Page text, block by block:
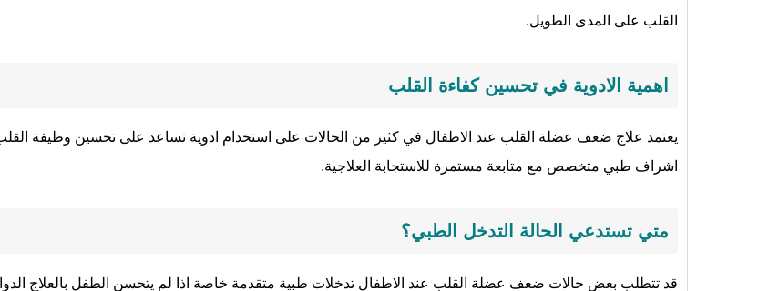
القلب على المدى الطويل.
اهمية الادوية في تحسين كفاءة القلب
يعتمد علاج ضعف عضلة القلب عند الاطفال في كثير من الحالات على استخدام ادوية تساعد على تحسين وظيفة
اشراف طبي متخصص مع متابعة مستمرة للاستجابة العلاجية.
متي تستدعي الحالة التدخل الطبي؟
قد تتطلب بعض حالات ضعف عضلة القلب عند الاطفال تدخلات طبية متقدمة خاصة اذا لم يتحسن الطفل بالعلاج